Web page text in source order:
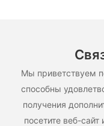
Мы приветствуем
способны
получения
посетите веб-